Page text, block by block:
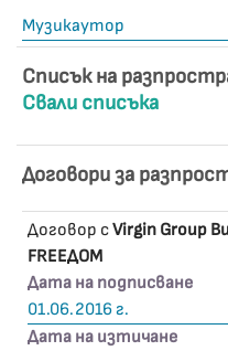
Музикаутор
Списък на
Свали списъка
Договори за
Договор сVirgin Group
FREEДOM
Дата на подписване
01.06.2016 г.
Дата на изтичане